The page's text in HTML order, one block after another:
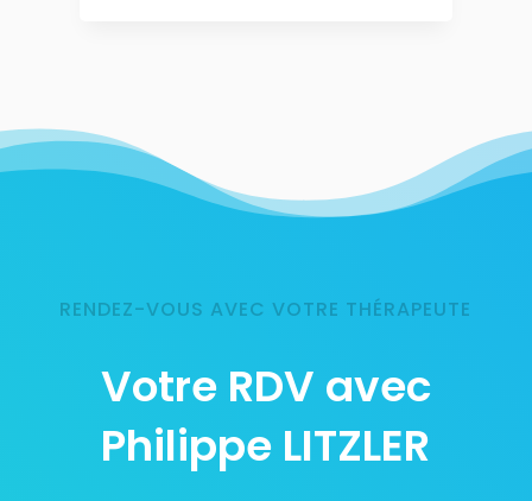
RENDEZ-VOUS AVEC VOTRE THÉRAPEUTE
Votre RDV avec
Philippe LITZLER